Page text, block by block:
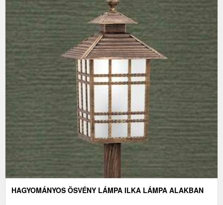
HAGYOMÁNYOS ÖSVÉNY LÁMPA ILKA LÁMPA ALAKBAN